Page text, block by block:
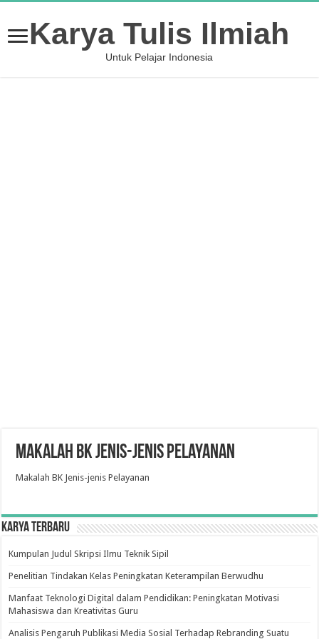
Karya Tulis Ilmiah
Untuk Pelajar Indonesia
Makalah BK Jenis-jenis Pelayanan
Makalah BK Jenis-jenis Pelayanan
Karya Terbaru
Kumpulan Judul Skripsi Ilmu Teknik Sipil
Penelitian Tindakan Kelas Peningkatan Keterampilan Berwudhu
Manfaat Teknologi Digital dalam Pendidikan: Peningkatan Motivasi
Mahasiswa dan Kreativitas Guru
Analisis Pengaruh Publikasi Media Sosial Terhadap Rebranding Suatu